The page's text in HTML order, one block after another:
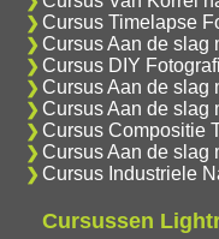
Cursus Timelapse
Cursus Aan de slag
Cursus DIY
Cursus Aan de slag
Cursus Aan de slag
Cursus Compositie
Cursus Aan de slag
Cursus Industriele
Cursussen